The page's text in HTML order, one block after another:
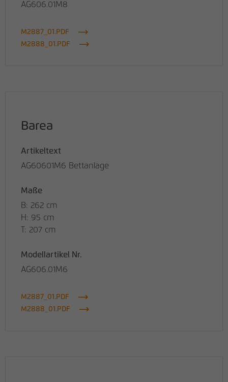
AG606.01M8
M2887_01.PDF
M2888_01.PDF
Barea
Artikeltext
AG60601M6 Bettanlage
Maße
B: 262 cm
H: 95 cm
T: 207 cm
Modellartikel Nr.
AG606.01M6
M2887_01.PDF
M2888_01.PDF